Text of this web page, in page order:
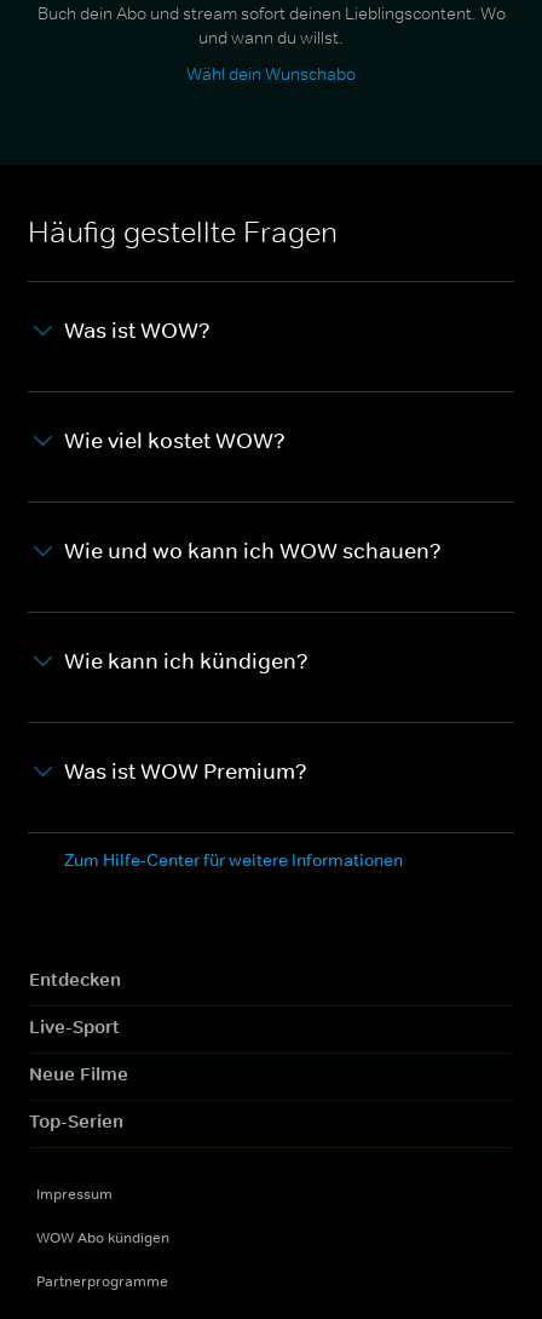
Buch dein Abo und stream sofort deinen Lieblingscontent. Wo
und wann du willst.
Wähl dein Wunschabo
Häufig gestellte Fragen
Was ist WOW?
Wie viel kostet WOW?
Wie und wo kann ich WOW schauen?
Wie kann ich kündigen?
Was ist WOW Premium?
Zum Hilfe-Center für weitere Informationen
Entdecken
Live-Sport
Neue Filme
Top-Serien
Impressum
WOW Abo kündigen
Partnerprogramme